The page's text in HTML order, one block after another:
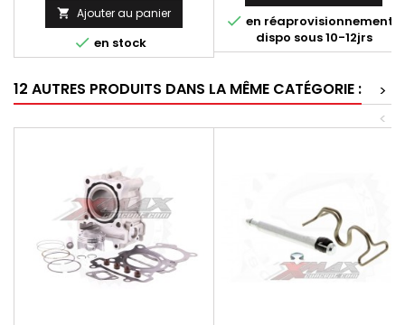
 Ajouter au panier
 en stock
 en réaprovisionnement
dispo sous 10-12jrs
12 AUTRES PRODUITS DANS LA MÊME CATÉGORIE :
>
<